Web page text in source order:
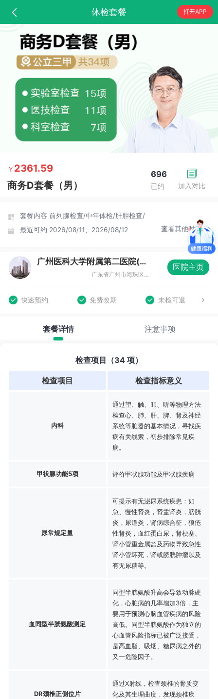
体检套餐 打开APP
加入对比
696
已约
￥ 2361.59
商务D套餐（男）
套餐内容 前列腺检查/中年体检/肝胆检查/
最近可约 2026/08/11、2026/08/12 查看其他时间
广州医科大学附属第二医院(昌岗院区)八号楼体检中心
广东省广州市海珠区昌岗东路250号 8号楼2楼
医院主页
快速预约 免费改期 未检可退
套餐详情 注意事项
检查项目（34 项）
检查项目 检查指标意义
内科
通过望、触、叩、听等物理方法
检查心、肺、肝、脾、肾及神经
系统等脏器的基本情况，寻找疾
病有关线索，初步排除常见疾
病。
甲状腺功能5项 评价甲状腺功能及甲状腺疾病
尿常规定量
可提示有无泌尿系统疾患：如
急、慢性肾炎，肾盂肾炎，膀胱
炎，尿道炎，肾病综合征，狼疮
性肾炎，血红蛋白尿，肾梗塞、
肾小管重金属盐及药物导致急性
肾小管坏死，肾或膀胱肿瘤以及
有无尿糖等。
血同型半胱氨酸测定
同型半胱氨酸升高会导致动脉硬
化，心脏病的几率增加3倍，主
要用于预测心脑血管疾病的风险
高低。同型半胱氨酸作为独立的
心血管风险指标已被广泛接受，
是高血脂、吸烟、糖尿病之外的
又一危险因子。
DR颈椎正侧位片
通过X射线，检查颈椎的骨质变
化及其生理曲度，发现颈椎疾